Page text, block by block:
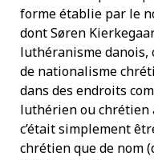
forme établie par le
dont Søren
luthéranisme danois,
de nationalisme
dans des endroits
luthérien ou chrétien
c’était simplement
chrétien que de nom